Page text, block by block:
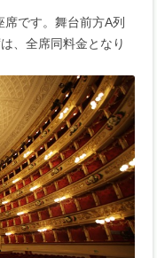
です。舞台前方A列
、全席同料金となり